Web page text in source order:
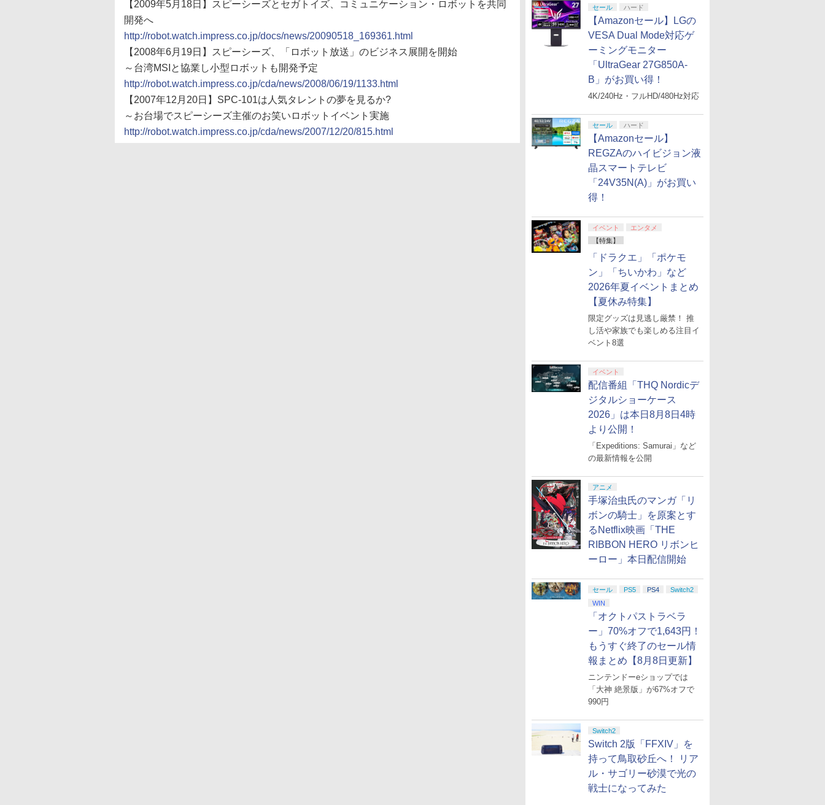
セール ハード
【Amazonセール】LGの
VESA Dual Mode対応ゲ
ーミングモニター
「UltraGear 27G850A-
B」がお買い得！
4K/240Hz・フルHD/480Hz対応
セール ハード
【Amazonセール】
REGZAのハイビジョン液
晶スマートテレビ
「24V35N(A)」がお買い
得！
イベント
エンタメ
【特集】
「ドラクエ」「ポケモ
ン」「ちいかわ」など
2026年夏イベントまとめ
【夏休み特集】
限定グッズは見逃し厳禁！ 推
し活や家族でも楽しめる注目イ
ベント8選
イベント
配信番組「THQ Nordicデ
ジタルショーケース
2026」は本日8月8日4時
より公開！
「Expeditions: Samurai」など
の最新情報を公開
アニメ
手塚治虫氏のマンガ「リ
ボンの騎士」を原案とす
るNetflix映画「THE
RIBBON HERO リボンヒ
ーロー」本日配信開始
セール PS5 PS4
Switch2
WIN
「オクトパストラベラ
ー」70%オフで1,643円！
もうすぐ終了のセール情
報まとめ【8月8日更新】
ニンテンドーeショップでは
「大神 絶景版」が67%オフで
990円
Switch2
Switch 2版「FFXIV」を
持って鳥取砂丘へ！ リア
ル・サゴリー砂漠で光の
戦士になってみた
【2009年5月18日】スピーシーズとセガトイズ、コミュニケーション・ロボットを共同
開発へ
http://robot.watch.impress.co.jp/docs/news/20090518_169361.html
【2008年6月19日】スピーシーズ、「ロボット放送」のビジネス展開を開始
～台湾MSIと協業し小型ロボットも開発予定
http://robot.watch.impress.co.jp/cda/news/2008/06/19/1133.html
【2007年12月20日】SPC-101は人気タレントの夢を見るか?
～お台場でスピーシーズ主催のお笑いロボットイベント実施
http://robot.watch.impress.co.jp/cda/news/2007/12/20/815.html